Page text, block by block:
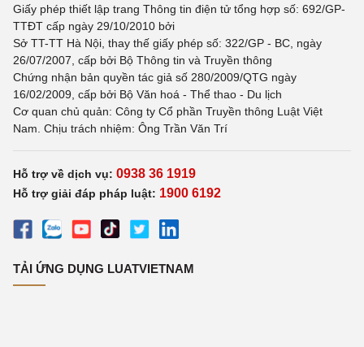
Giấy phép thiết lập trang Thông tin điện tử tổng hợp số: 692/GP-
TTĐT cấp ngày 29/10/2010 bởi
Sở TT-TT Hà Nội, thay thế giấy phép số: 322/GP - BC, ngày
26/07/2007, cấp bởi Bộ Thông tin và Truyền thông
Chứng nhận bản quyền tác giả số 280/2009/QTG ngày
16/02/2009, cấp bởi Bộ Văn hoá - Thể thao - Du lịch
Cơ quan chủ quản: Công ty Cổ phần Truyền thông Luật Việt
Nam. Chịu trách nhiệm: Ông Trần Văn Trí
Hỗ trợ về dịch vụ: 0938 36 1919
Hỗ trợ giải đáp pháp luật: 1900 6192
TẢI ỨNG DỤNG LUATVIETNAM